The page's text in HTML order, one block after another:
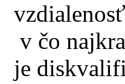
v čo
je